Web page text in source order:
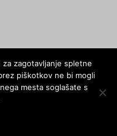
zagotavljanje spletne
piškotkov ne bi mogli
mesta soglašate s